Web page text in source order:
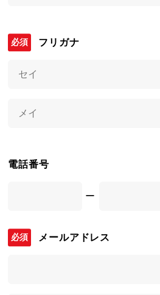
フリガナ
電話番号
ー
メールアドレス